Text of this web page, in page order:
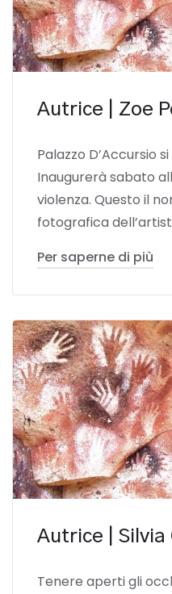
Autrice | Zoe
Palazzo D’Accursio
Inaugurerà sabato
violenza. Questo il
fotografica
Per saperne di più
Autrice | Silvia
Tenere aperti gli